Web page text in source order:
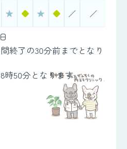
★ ◆ ★ ◆ ／ ／
終了の30分前までとなり
時50分となります。